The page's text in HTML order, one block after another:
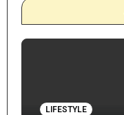
LIFESTYLE